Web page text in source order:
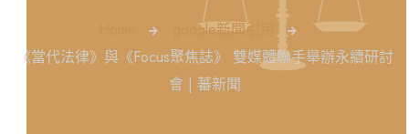
google新聞引用
《當代法律》與《Focus聚焦誌》 雙媒體聯手舉辦永續研討
會 | 蕃新聞